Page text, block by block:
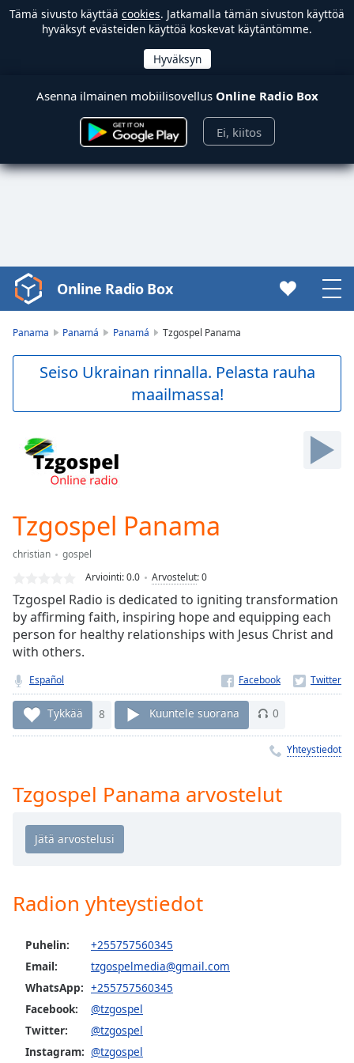
Tämä sivusto käyttää cookies. Jatkamalla tämän sivuston käyttöä
hyväksyt evästeiden käyttöä koskevat käytäntömme.
Asenna ilmainen mobiilisovellus Online Radio Box
Ei, kiitos
Video
Player
Skip
Skip
Forward
Duration
Loaded:
Stream
TypeLIVE
Seek to
currently
live LIVE
Remaining
Time-
Rate
Chapters
Chapters
descriptions
selected
Subtitles
subtitles
settings
opens
Online Radio Box
Panama Panamá Panamá Tzgospel Panama
Seiso Ukrainan rinnalla. Pelasta rauha
maailmassa!
Tzgospel Panama
christian
gospel
Arviointi:0.0 Arvostelut:0
Tzgospel Radio is dedicated to igniting transformation
by affirming faith, inspiring hope and equipping each
person for healthy relationships with Jesus Christ and
with others.
Español
Tykkää 8 Kuuntele suorana 0
Yhteystiedot
Tzgospel Panama arvostelut
Radion yhteystiedot
Puhelin:
+255757560345
Email:
tzgospelmedia@gmail.com
WhatsApp: +255757560345
Facebook:
@tzgospel
Twitter:
@tzgospel
Instagram: @tzgospel